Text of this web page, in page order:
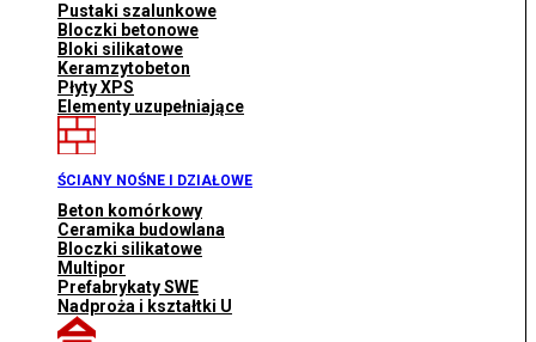
Pustaki szalunkowe
Bloczki betonowe
Bloki silikatowe
Keramzytobeton
Płyty XPS
Elementy uzupełniające
ŚCIANY NOŚNE I DZIAŁOWE
Beton komórkowy
Ceramika budowlana
Bloczki silikatowe
Multipor
Prefabrykaty SWE
Nadproża i kształtki U